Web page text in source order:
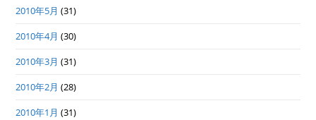
2010年5月 (31)
2010年4月 (30)
2010年3月 (31)
2010年2月 (28)
2010年1月 (31)